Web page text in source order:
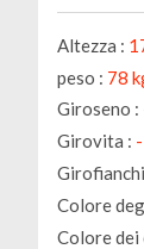
Altezza :
peso : 78
Giroseno :
Girovita : -
Colore
Colore dei